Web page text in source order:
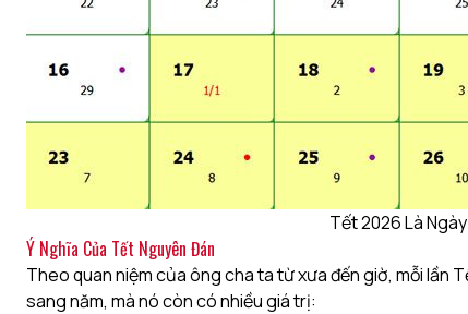
Tết 2026 Là
Ý Nghĩa Của Tết Nguyên Đán
Theo quan niệm của ông cha ta từ xưa đến giờ, mỗi lần
sang năm, mà nó còn có nhiều giá trị: